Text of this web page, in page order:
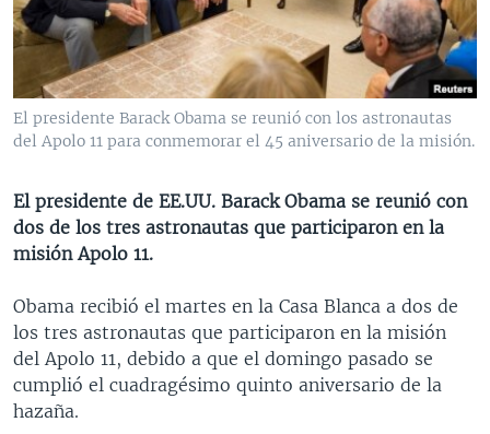
VENEZUELA
BRASIL
NICARAGUA
ECONOMÍA
ENTRETENIMIENTO Y CULTURA
TECNOLOGÍA
DEPORTES
MULTIMEDIA
VIDEOS
FOTOGRAFÍA
AUDIOS
PROGRAMAS TV
EL MUNDO AL DÍA
FORO INTERAMERICANO
LAS CLAVES
PANORAMA
RADIO
AVANCE INFORMATIVO
BUENOS DÍAS AMÉRICA
ESTADOS UNIDOS AL DÍA
EL MUNDO AL DÍA [RADIO]
FORO [RADIO]
DEPORTIVO INTERNACIONAL
NOTA ECONÓMICA
DIRECT
Learning English
Idiomas
El presidente Barack Obama se reunió con los astronautas
del Apolo 11 para conmemorar el 45 aniversario de la misión.
El presidente de EE.UU. Barack Obama se reunió con
dos de los tres astronautas que participaron en la
misión Apolo 11.
Obama recibió el martes en la Casa Blanca a dos de
los tres astronautas que participaron en la misión
del Apolo 11, debido a que el domingo pasado se
cumplió el cuadragésimo quinto aniversario de la
hazaña.